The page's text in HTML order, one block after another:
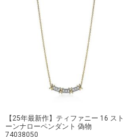
【25年最新作】ティファニー 16 スト
ーンナローペンダント 偽物
74038050